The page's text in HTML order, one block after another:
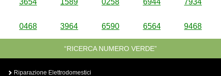
3654 1589 0258 6944 7934
0468 3964 6590 6564 9468
“RICERCA NUMERO VERDE”
Riparazione Elettrodomestici